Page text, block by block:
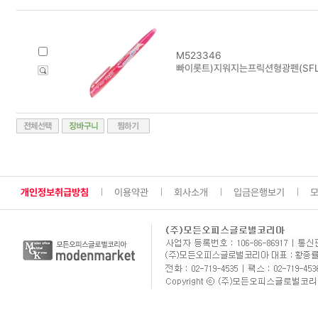
M523346
빠이롯트)지워지는프릭션형광펜
개인정보취급방침 이용약관 회사소개 입금은행보기